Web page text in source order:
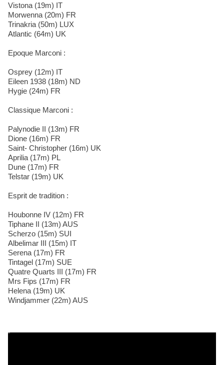
Vistona (19m) IT
Morwenna (20m) FR
Trinakria (50m) LUX
Atlantic (64m) UK
Epoque Marconi :
Osprey (12m) IT
Eileen 1938 (18m) ND
Hygie (24m) FR
Classique Marconi :
Palynodie II (13m) FR
Dione (16m) FR
Saint- Christopher (16m) UK
Aprilia (17m) PL
Dune (17m) FR
Telstar (19m) UK
Esprit de tradition :
Houbonne IV (12m) FR
Tiphane II (13m) AUS
Scherzo (15m) SUI
Albelimar III (15m) IT
Serena (17m) FR
Tintagel (17m) SUE
Quatre Quarts III (17m) FR
Mrs Fips (17m) FR
Helena (19m) UK
Windjammer (22m) AUS